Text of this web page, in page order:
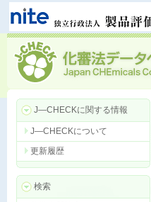
J―CHECKに関する情報
J―CHECKについて
更新履歴
検索